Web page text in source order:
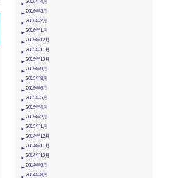
2016年4月
2016年3月
2016年2月
2016年1月
2015年12月
2015年11月
2015年10月
2015年9月
2015年8月
2015年6月
2015年5月
2015年4月
2015年2月
2015年1月
2014年12月
2014年11月
2014年10月
2014年9月
2014年8月